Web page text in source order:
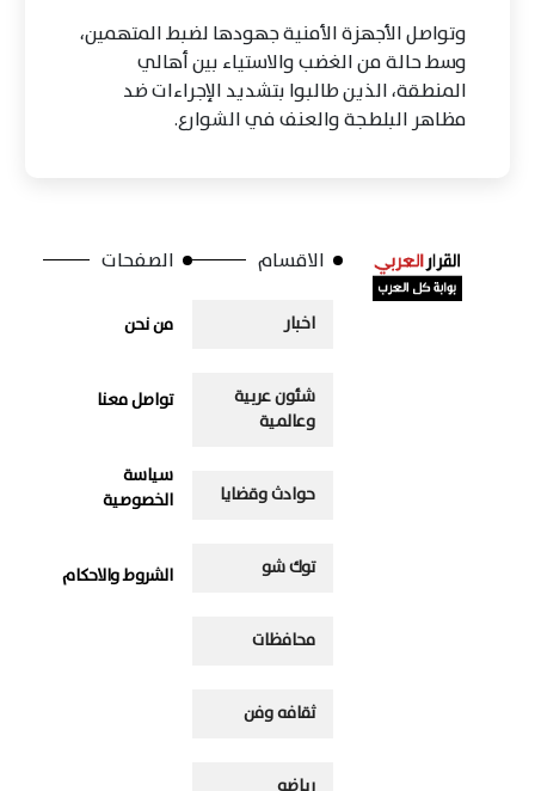
وتواصل الأجهزة الأمنية جهودها لضبط المتهمين،
وسط حالة من الغضب والاستياء بين أهالي
المنطقة، الذين طالبوا بتشديد الإجراءات ضد
مظاهر البلطجة والعنف في الشوارع.
الاقسام
اخبار
شئون عربية
وعالمية
حوادث وقضايا
توك شو
محافظات
ثقافه وفن
الصفحات
من نحن
تواصل معنا
سياسة
الخصوصية
الشروط والاحكام